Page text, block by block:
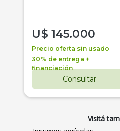
U$ 145.000
Precio oferta sin usado
30% de entrega +
financiación
Consultar
Visitá